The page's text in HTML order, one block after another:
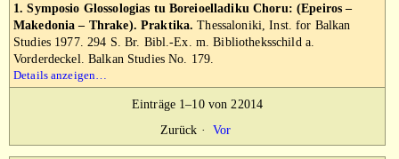
1. Symposio Glossologias tu Boreioelladiku Choru: (Epeiros –
Makedonia – Thrake). Praktika. Thessaloniki, Inst. for Balkan
Studies 1977. 294 S. Br. Bibl.-Ex. m. Bibliotheksschild a.
Vorderdeckel. Balkan Studies No. 179.
Details anzeigen…
Einträge 1–10 von 22014
Zurück · Vor